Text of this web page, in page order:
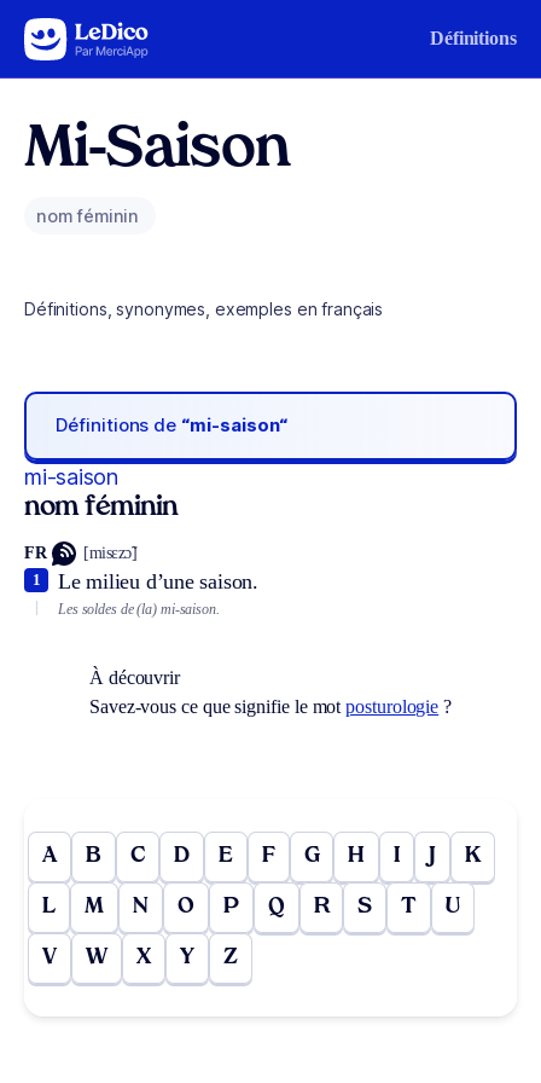
Aller au contenu Définitions
Mi-Saison
nom féminin
Définitions, synonymes, exemples en français
Définitions de “mi-saison“
mi-saison
nom féminin
FR [misɛzɔ̃]
Le milieu d’une saison.
1
Les soldes de (la) mi-saison.
À découvrir
Savez-vous ce que signifie le motposturologie ?
A B C D E F G H I J K
L M N O P Q R S T U
V W X Y Z